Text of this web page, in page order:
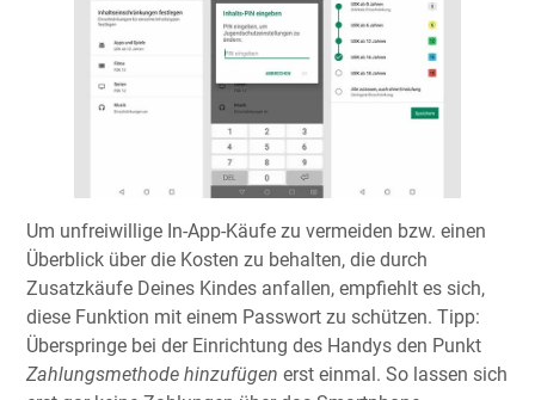
Um unfreiwillige In-App-Käufe zu vermeiden bzw. einen
Überblick über die Kosten zu behalten, die durch
Zusatzkäufe Deines Kindes anfallen, empfiehlt es sich,
diese Funktion mit einem Passwort zu schützen. Tipp:
Überspringe bei der Einrichtung des Handys den Punkt
Zahlungsmethode hinzufügen erst einmal. So lassen sich